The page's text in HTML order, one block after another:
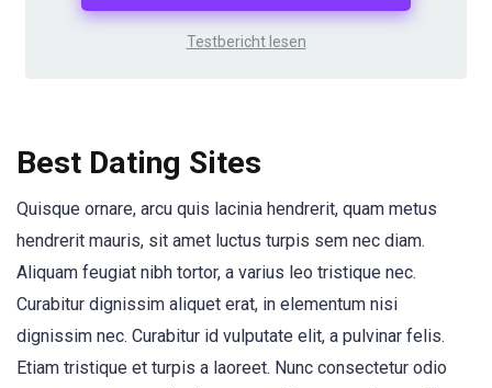
Testbericht lesen
Best Dating Sites
Quisque ornare, arcu quis lacinia hendrerit, quam metus
hendrerit mauris, sit amet luctus turpis sem nec diam.
Aliquam feugiat nibh tortor, a varius leo tristique nec.
Curabitur dignissim aliquet erat, in elementum nisi
dignissim nec. Curabitur id vulputate elit, a pulvinar felis.
Etiam tristique et turpis a laoreet. Nunc consectetur odio